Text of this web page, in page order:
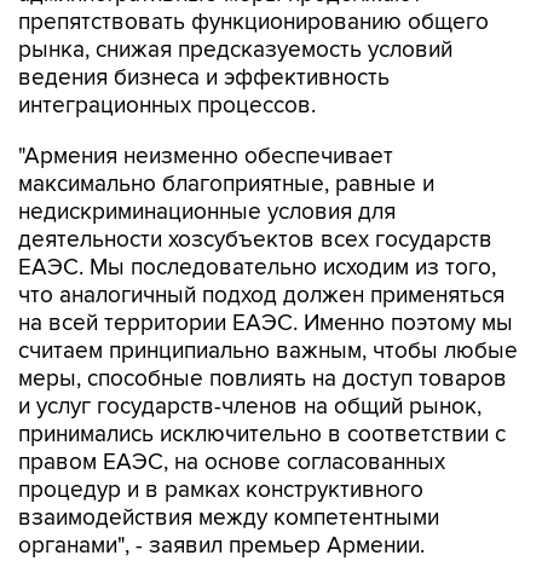
препятствовать функционированию общего
рынка, снижая предсказуемость условий
ведения бизнеса и эффективность
интеграционных процессов.
"Армения неизменно обеспечивает
максимально благоприятные, равные и
недискриминационные условия для
деятельности хозсубъектов всех государств
ЕАЭС. Мы последовательно исходим из того,
что аналогичный подход должен применяться
на всей территории ЕАЭС. Именно поэтому мы
считаем принципиально важным, чтобы любые
меры, способные повлиять на доступ товаров
и услуг государств-членов на общий рынок,
принимались исключительно в соответствии с
правом ЕАЭС, на основе согласованных
процедур и в рамках конструктивного
взаимодействия между компетентными
органами", - заявил премьер Армении.